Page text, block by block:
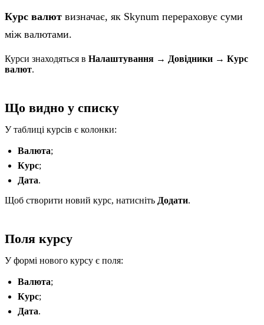
Курс валют визначає, як Skynum перераховує суми
між валютами.
Курси знаходяться в Налаштування → Довідники → Курс
валют.
Що видно у списку
У таблиці курсів є колонки:
Валюта;
Курс;
Дата.
Щоб створити новий курс, натисніть Додати.
Поля курсу
У формі нового курсу є поля:
Валюта;
Курс;
Дата.